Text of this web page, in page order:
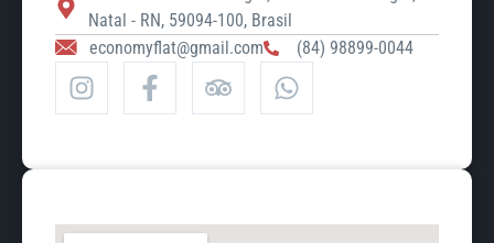
Natal - RN, 59094-100, Brasil
economyflat@gmail.com
(84) 98899-0044